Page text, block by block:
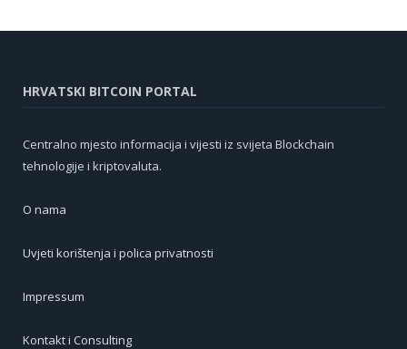
HRVATSKI BITCOIN PORTAL
Centralno mjesto informacija i vijesti iz svijeta Blockchain
tehnologije i kriptovaluta.
O nama
Uvjeti korištenja i polica privatnosti
Impressum
Kontakt i Consulting